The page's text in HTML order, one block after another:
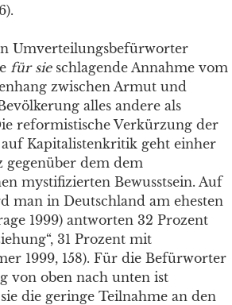
Umverteilungsbefürworter
für sieschlagende Annahme vom
zwischen Armut und
alles andere als
reformistische Verkürzung der
Kapitalistenkritik geht einher
dem dem
mystifizierten Bewusstsein. Auf
man in Deutschland am ehesten
1999) antworten 32 Prozent
31 Prozent mit
1999, 158). Für die Befürworter
von oben nach unten ist
die geringe Teilnahme an den